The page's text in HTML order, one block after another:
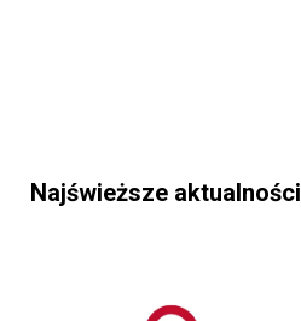
Najświeższe aktualności